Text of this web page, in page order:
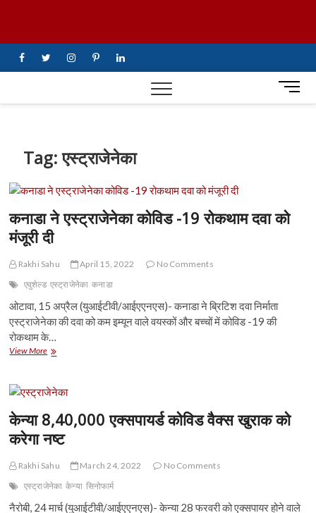
facebooktwitterinstagrampinterestlinkedin
M
e
o
n
Tag:एस्ट्राजेनेका
कनाडा ने एस्ट्राजेनेका कोविड -19 रोकथाम दवा को
मंजूरी दी
Rakhi Sahu April 15, 2022
No Comments
एवुशेल्ड एस्ट्राजेनेका कनाडा
ओटावा, 15 अप्रैल (युआईटीवी/आईएएनएस)- कनाडा ने ब्रिटिश दवा निर्माता
एस्ट्राजेनेका की दवा को कम इम्यून वाले वयस्कों और बच्चों में कोविड -19 की
रोकथाम के…
View Moreकनाडा
कोविड
रोकथाम
दवा
को
दी
केन्या 8,40,000 एक्सपायर्ड कोविड वैक्स खुराक को
करेगा नष्ट
Rakhi Sahu March 24, 2022
No Comments
एस्ट्राजेनेका केन्या सिनोफार्म
नैरोबी, 24 मार्च (युआईटीवी/आईएएनएस)- केन्या 28 फरवरी को एक्सपायर होने वाले